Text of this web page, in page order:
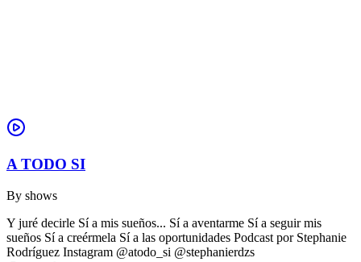
A TODO SI
By shows
Y juré decirle Sí a mis sueños... Sí a aventarme Sí a seguir mis
sueños Sí a creérmela Sí a las oportunidades Podcast por Stephanie
Rodríguez Instagram @atodo_si @stephanierdzs